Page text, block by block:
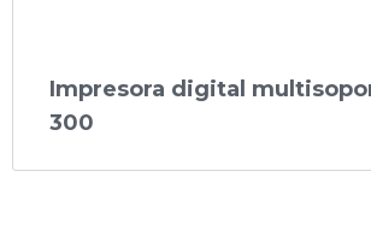
Impresora digital
300